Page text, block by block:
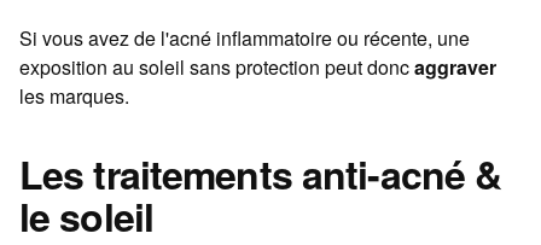
Si vous avez de l'acné inflammatoire ou récente, une
exposition au soleil sans protection peut doncaggraver
les marques.
Les traitements anti-acné &
le soleil